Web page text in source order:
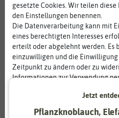
gesetzte Cookies. Wir teilen
den Einstellungen benennen.
Die Datenverarbeitung kann mit
eines berechtigten Interesses
erteilt oder abgelehnt werden. Es
einzuwilligen und die Einwilligung
Zeitpunkt zu ändern oder zu
Informationen zur Verwendung
Essenziell
Jetzt
Pflanzknoblauch,